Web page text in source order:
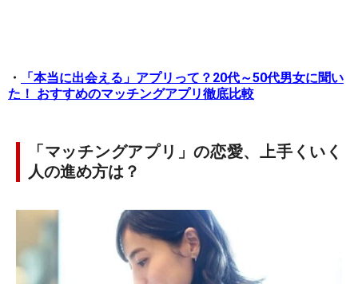
・
「本当に出会える」アプリって？20代～50代男女に聞い
た！ おすすめのマッチングアプリ徹底比較
「マッチングアプリ」の恋愛、上手くいく
人の進め方は？